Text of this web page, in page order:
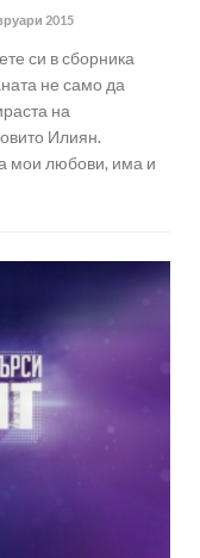
2015
си в сборника
не само да
на
Илиян.
мои любови, има и